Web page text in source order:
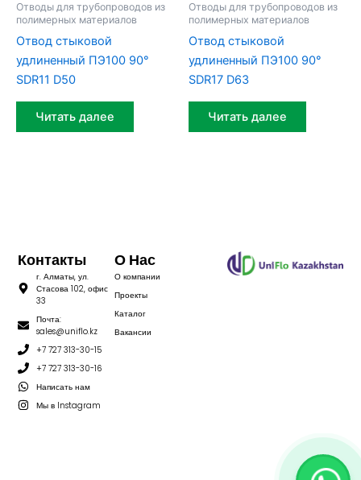
Отводы для трубопроводов из
полимерных материалов
Отвод стыковой
удлиненный ПЭ100 90°
SDR11 D50
Читать далее
Отводы для трубопроводов из
полимерных материалов
Отвод стыковой
удлиненный ПЭ100 90°
SDR17 D63
Читать далее
О Нас
О компании
Проекты
Каталог
Вакансии
Контакты
г. Алматы, ул.
Стасова 102, офис
33
Почта:
sales@uniflo.kz
+7 727 313-30-15
+7 727 313-30-16
Написать нам
Мы в Instagram